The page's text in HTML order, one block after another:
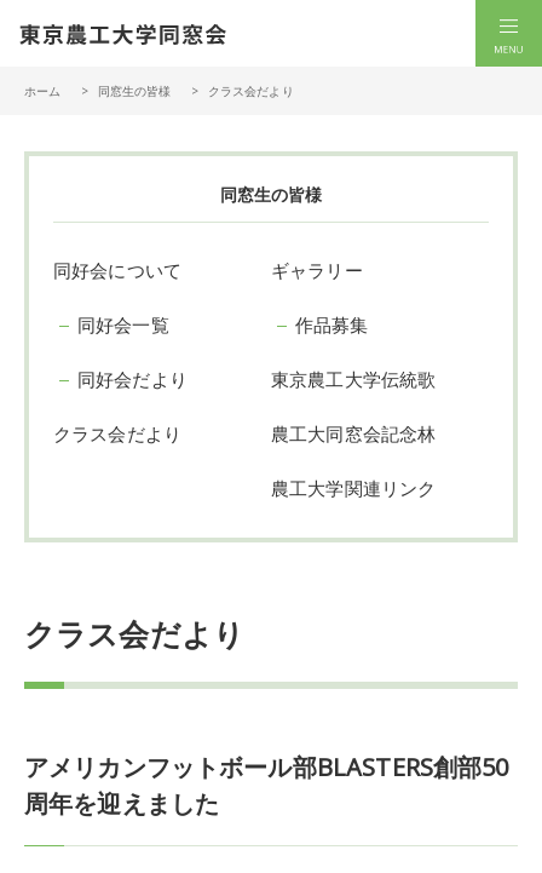
ホーム 同窓生の皆様 クラス会だより
同窓生の皆様
同好会について
同好会一覧
同好会だより
クラス会だより
ギャラリー
作品募集
東京農工大学伝統歌
農工大同窓会記念林
農工大学関連リンク
クラス会だより
アメリカンフットボール部BLASTERS創部50
周年を迎えました